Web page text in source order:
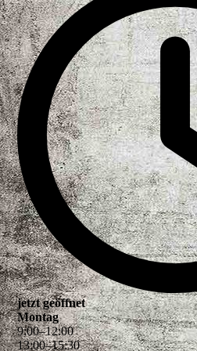
jetzt geöffnet
Montag
9:00–12:00
13:00–15:30